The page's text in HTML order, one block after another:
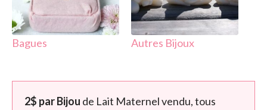
Bagues Autres Bijoux
2$ par Bijou de Lait Maternel vendu, tous